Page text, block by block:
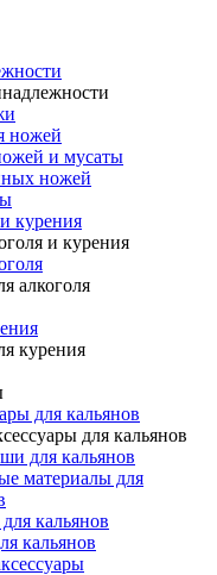
ножей
и мусаты
ножей
курения
и курения
алкоголя
курения
для кальянов
для кальянов
для кальянов
материалы для
кальянов
кальянов